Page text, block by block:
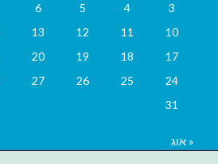
3
4
5
6
10
11
12
13
17
18
19
20
24
25
26
27
31
« אוג